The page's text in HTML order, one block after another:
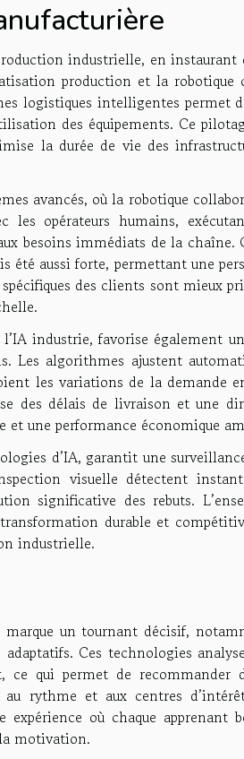
industrielle, en instaurant
production et la robotique
logistiques intelligentes permet
des équipements. Ce
la durée de vie des
avancés, où la robotique
les opérateurs humains,
besoins immédiats de la chaîne.
été aussi forte, permettant une
des clients sont mieux
industrie, favorise également
Les algorithmes ajustent
les variations de la demande
des délais de livraison et une
une performance économique
d’IA, garantit une
visuelle détectent
significative des rebuts.
durable et
industrielle.
marque un tournant décisif,
adaptatifs. Ces technologies
ce qui permet de recommander
rythme et aux centres
où chaque apprenant
motivation.